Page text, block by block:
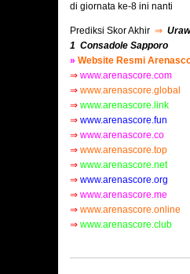
di giornata ke-8 ini nanti
Prediksi Skor Akhir ⇒
1 Consadole Sapporo
» Website Resmi
⇒ www.arenascore.com
⇒ www.arenascore.global
⇒ www.arenascore.link
⇒ www.arenascore.fun
⇒ www.arenascore.co
⇒ www.arenascore.top
⇒ www.arenascore.net
⇒ www.arenascore.org
⇒ www.arenascore.me
⇒ www.arenascore.online
⇒ www.arenascore.club